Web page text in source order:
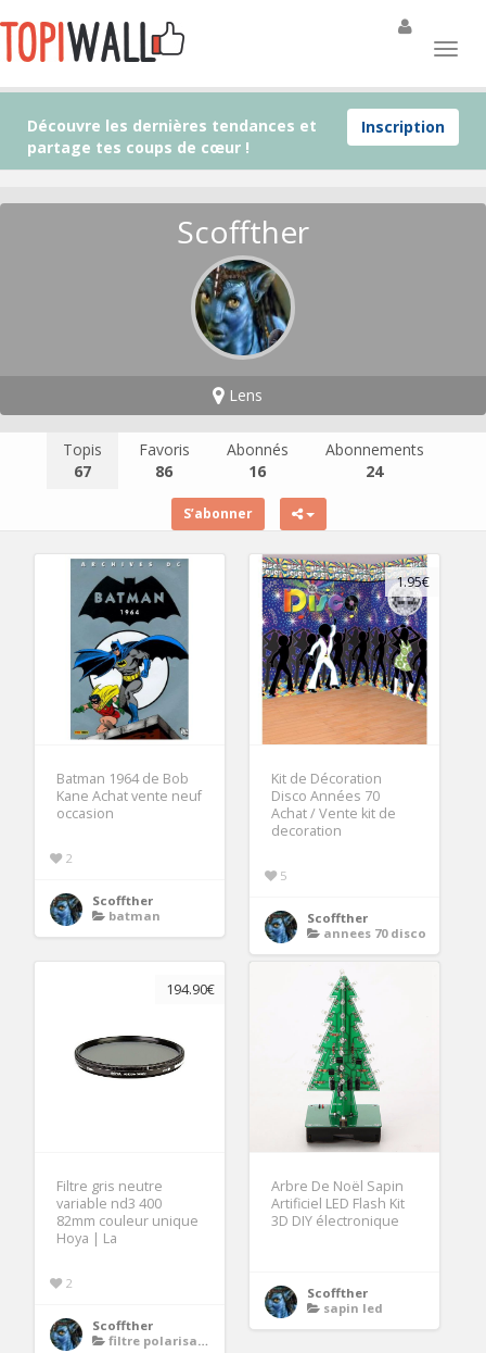
Inscription
Découvre les dernières tendances et
partage tes coups de cœur !
Scoffther
Lens
Topis
67
Favoris
86
Abonnés
16
Abonnements
24
S’abonner
Batman 1964 de Bob
Kane Achat vente neuf
occasion
2
Scoffther
batman
1.95€
Kit de Décoration
Disco Années 70
Achat / Vente kit de
decoration
5
Scoffther
annees 70 disco
194.90€
Filtre gris neutre
variable nd3 400
82mm couleur unique
Hoya | La
2
Scoffther
filtre polarisant 67mm
Arbre De Noël Sapin
Artificiel LED Flash Kit
3D DIY électronique
Scoffther
sapin led